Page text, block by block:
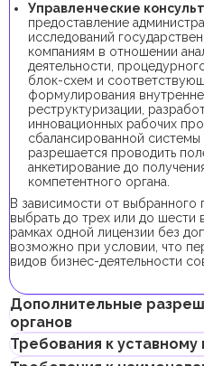
Управленческие
предоставление
исследований
компаниям в отношении
деятельности,
блок-схем и
формулирования
реструктуризации,
инновационных рабочих
сбалансированной
разрешается проводить
анкетирование до
компетентного органа.
В зависимости от выбранного
выбрать до трех или до шести
рамках одной лицензии без
возможно при условии, что
видов бизнес-деятельности
Дополнительные
органов
Для регистрации компании с
Требования к уставному